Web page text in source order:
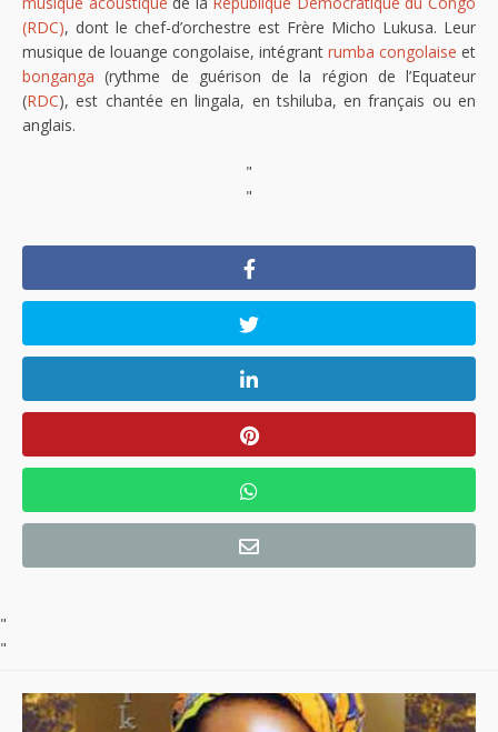
(RDC), dont le chef-d’orchestre est Frère Micho Lukusa. Leur
musique de louange congolaise, intégrant rumba congolaise et
bonganga (rythme de guérison de la région de l’Equateur
(RDC), est chantée en lingala, en tshiluba, en français ou en
anglais.
"
"
"
"